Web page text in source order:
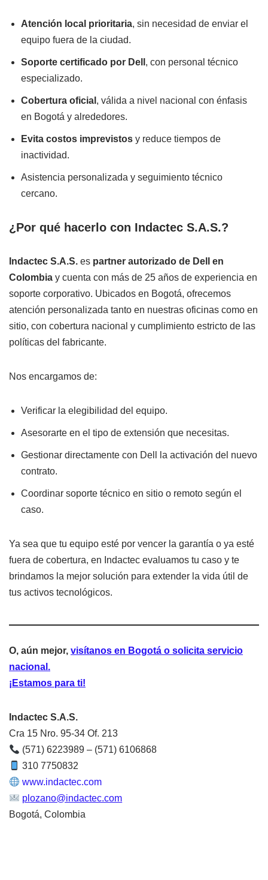
Atención local prioritaria, sin necesidad de enviar el
equipo fuera de la ciudad.
Soporte certificado por Dell , con personal técnico
especializado.
Cobertura oficial , válida a nivel nacional con énfasis
en Bogotá y alrededores.
Evita costos imprevistos y reduce tiempos de
inactividad.
Asistencia personalizada y seguimiento técnico
cercano.
¿Por qué hacerlo con Indactec S.A.S.?
Indactec S.A.S. es partner autorizado de Dell en
Colombia y cuenta con más de 25 años de experiencia en
soporte corporativo. Ubicados en Bogotá, ofrecemos
atención personalizada tanto en nuestras oficinas como en
sitio, con cobertura nacional y cumplimiento estricto de las
políticas del fabricante.
Nos encargamos de:
Verificar la elegibilidad del equipo.
Asesorarte en el tipo de extensión que necesitas.
Gestionar directamente con Dell la activación del nuevo
contrato.
Coordinar soporte técnico en sitio o remoto según el
caso.
Ya sea que tu equipo esté por vencer la garantía o ya esté
fuera de cobertura, en Indactec evaluamos tu caso y te
brindamos la mejor solución para extender la vida útil de
tus activos tecnológicos.
O, aún mejor, visítanos en Bogotá o solicita servicio
nacional.
¡Estamos para ti!
Indactec S.A.S.
Cra 15 Nro. 95-34 Of. 213
(571) 6223989 – (571) 6106868
310 7750832
www.indactec.com
plozano@indactec.com
Bogotá, Colombia